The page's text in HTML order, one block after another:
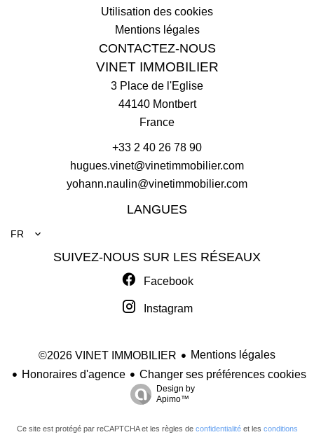
Utilisation des cookies
Mentions légales
CONTACTEZ-NOUS
VINET IMMOBILIER
3 Place de l'Eglise
44140Montbert
France
+33 2 40 26 78 90
hugues.vinet@vinetimmobilier.com
yohann.naulin@vinetimmobilier.com
LANGUES
FR
SUIVEZ-NOUS SUR LES RÉSEAUX
Facebook
Instagram
©2026 VINET IMMOBILIER
Mentions légales
Honoraires d'agence
Changer ses préférences cookies
Design by
Apimo™
Ce site est protégé par reCAPTCHA et les règles de confidentialitéet les conditions